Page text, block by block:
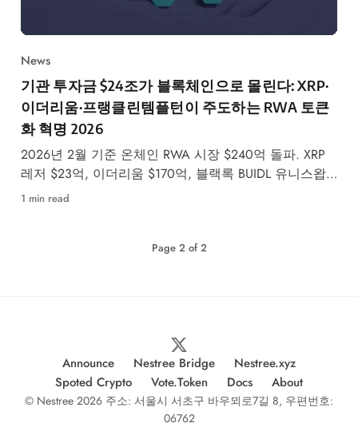
News
기관 투자금 $24조가 블록체인으로 몰린다: XRP·
이더리움·프랭클린템플턴이 주도하는 RWA 토큰
화 혁명 2026
2026년 2월 기준 온체인 RWA 시장 $240억 돌파. XRP
레저 $23억, 이더리움 $170억, 블랙록 BUIDL 유니스왑
상장까지—기관 자본의 블록체인 대이동이 본격화되고
1 min read
Page 2of2
Announce Nestree Bridge
Nestree.xyz
Spoted Crypto
Vote.Token Docs About
© Nestree 2026 주소: 서울시 서초구 바우뫼로7길 8, 우편번호:
06762